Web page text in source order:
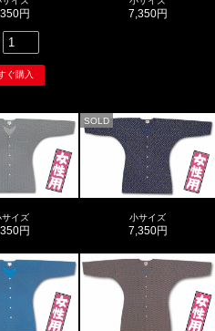
円 7,350円
サイズ
円
SOLD
小サイズ
7,350円